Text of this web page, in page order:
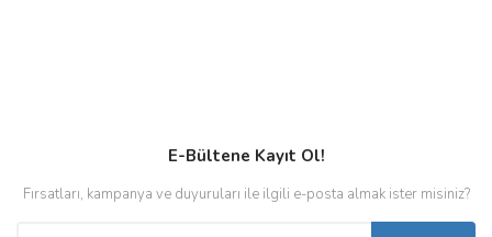
E-Bültene Kayıt Ol!
Fırsatları, kampanya ve duyuruları ile ilgili e-posta almak ister misiniz?